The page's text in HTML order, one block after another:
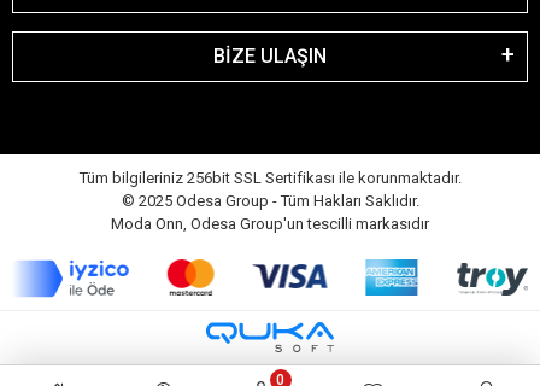
BİZE ULAŞIN
Tüm bilgileriniz 256bit SSL Sertifikası ile korunmaktadır.
© 2025 Odesa Group - Tüm Hakları Saklıdır.
Moda Onn, Odesa Group'un tescilli markasıdır
0